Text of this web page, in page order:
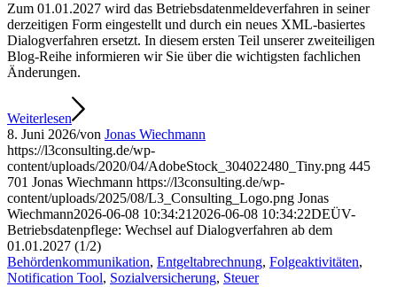
Zum 01.01.2027 wird das Betriebsdatenmeldeverfahren in seiner
derzeitigen Form eingestellt und durch ein neues XML-basiertes
Dialogverfahren ersetzt. In diesem ersten Teil unserer zweiteiligen
Blog-Reihe informieren wir Sie über die wichtigsten fachlichen
Änderungen.
Weiterlesen
8. Juni 2026/von Jonas Wiechmann
https://l3consulting.de/wp-
content/uploads/2020/04/AdobeStock_304022480_Tiny.png 445
701 Jonas Wiechmann https://l3consulting.de/wp-
content/uploads/2025/08/L3_Consulting_Logo.png Jonas
Wiechmann2026-06-08 10:34:21 2026-06-08 10:34:22DEÜV-
Betriebsdatenpflege: Wechsel auf Dialogverfahren ab dem
01.01.2027 (1/2)
Behördenkommunikation, Entgeltabrechnung, Folgeaktivitäten,
Notification Tool, Sozialversicherung, Steuer